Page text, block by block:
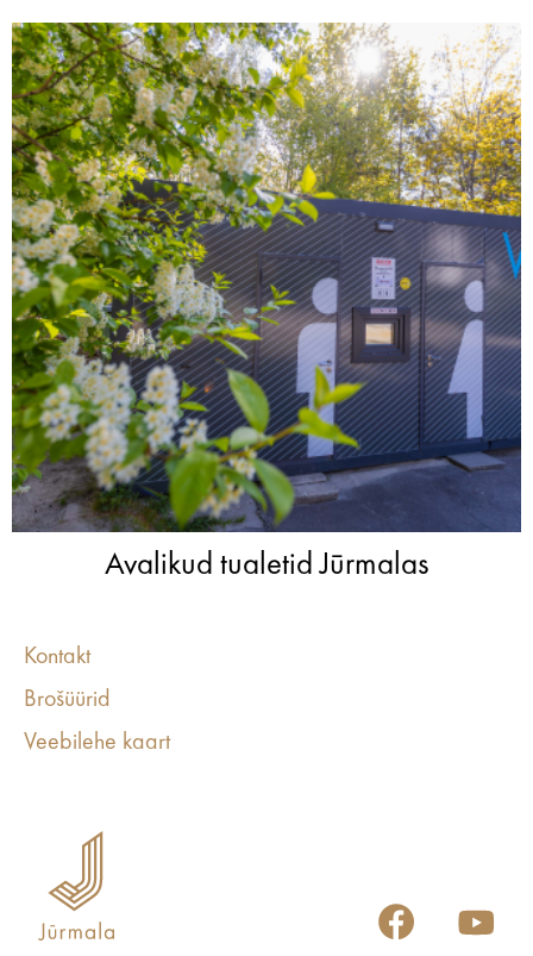
Avalikud tualetid Jūrmalas
Kontakt
Brošüürid
Veebilehe kaart